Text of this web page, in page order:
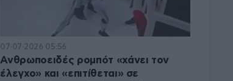
07·07·2026 05:56
Ανθρωποειδές ρομπότ «χάνει τον
έλεγχο» και «επιτίθεται» σε